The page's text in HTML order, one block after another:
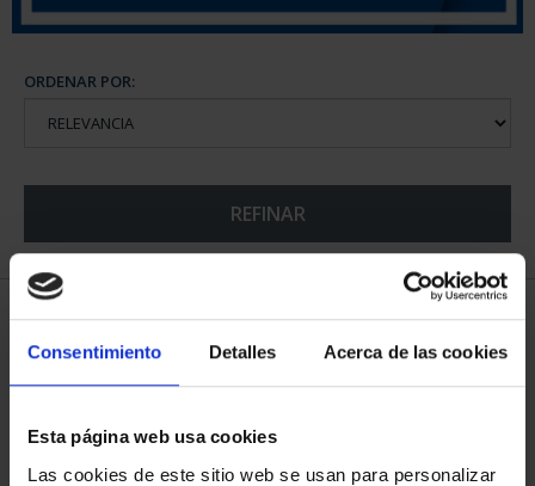
Consentimiento Detalles Acerca de las cookies
Esta página web usa cookies
Las cookies de este sitio web se usan para personalizar
ORDENAR POR:
REFINAR
5 Productos encontrados